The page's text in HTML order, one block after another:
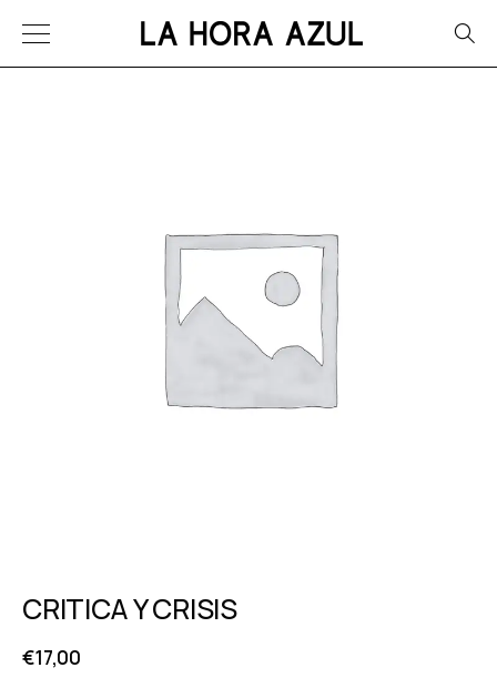
CRITICA Y CRISIS
€17,00